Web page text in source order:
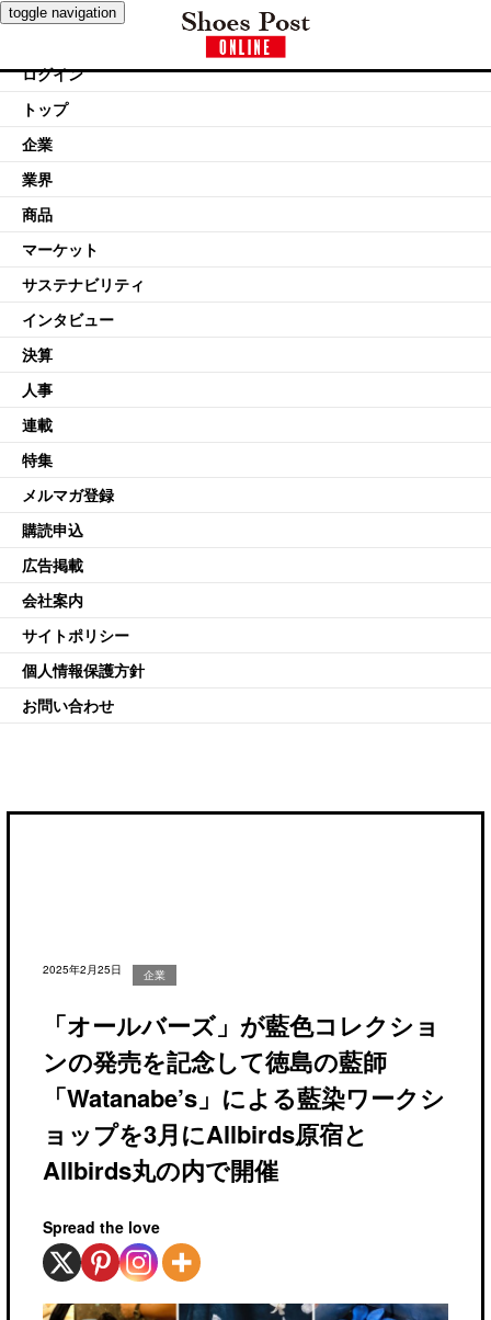
toggle navigation
ログイン
トップ
企業
業界
商品
マーケット
サステナビリティ
インタビュー
決算
人事
連載
特集
メルマガ登録
購読申込
広告掲載
会社案内
サイトポリシー
個人情報保護方針
お問い合わせ
2025年2月25日 企業
「オールバーズ」が藍色コレクショ
ンの発売を記念して徳島の藍師
「Watanabe’s」による藍染ワークシ
ョップを3月にAllbirds原宿と
Allbirds丸の内で開催
Spread the love